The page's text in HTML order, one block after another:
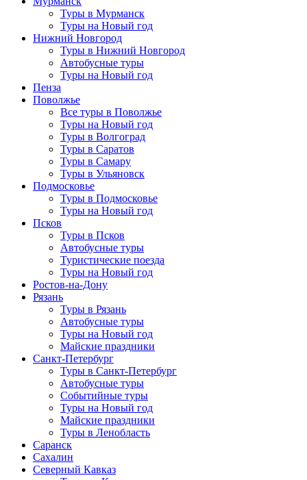
Туры в Мурманск
Туры на Новый год
Нижний Новгород
Туры в Нижний Новгород
Автобусные туры
Туры на Новый год
Пенза
Поволжье
Все туры в Поволжье
Туры на Новый год
Туры в Волгоград
Туры в Саратов
Туры в Самару
Туры в Ульяновск
Подмосковье
Туры в Подмосковье
Туры на Новый год
Псков
Туры в Псков
Автобусные туры
Туристические поезда
Туры на Новый год
Ростов-на-Дону
Рязань
Туры в Рязань
Автобусные туры
Туры на Новый год
Майские праздники
Санкт-Петербург
Туры в Санкт-Петербург
Автобусные туры
Событийные туры
Туры на Новый год
Майские праздники
Туры в Ленобласть
Саранск
Сахалин
Северный Кавказ